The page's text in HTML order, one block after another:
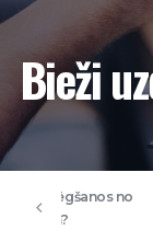
Bieži
pašizslēgšanos no